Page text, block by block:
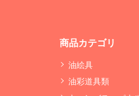
商品カテゴリ
油絵具
油彩道具類